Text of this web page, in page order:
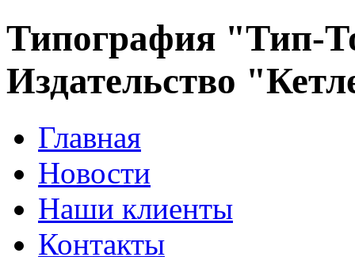
Типография "Тип-
Издательство
Главная
Новости
Наши клиенты
Контакты